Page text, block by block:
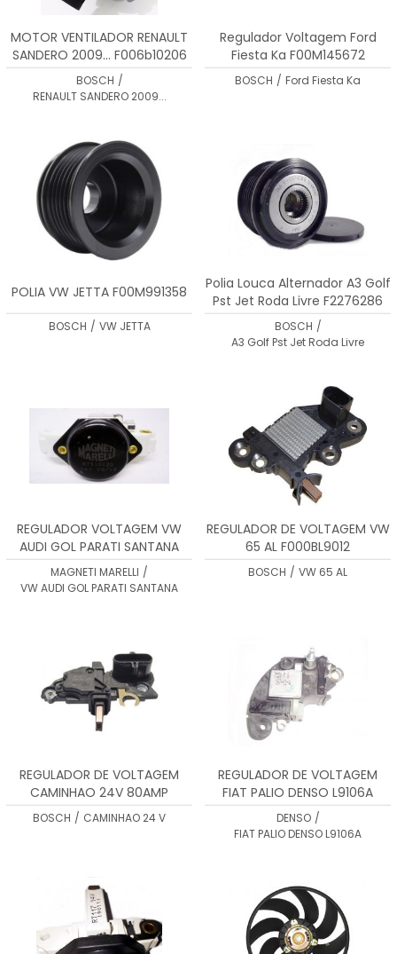
MOTOR VENTILADOR RENAULT
SANDERO 2009... F006b10206
BOSCH /
RENAULT SANDERO 2009...
Regulador Voltagem Ford
Fiesta Ka F00M145672
BOSCH / Ford Fiesta Ka
POLIA VW JETTA F00M991358
BOSCH / VW JETTA
Polia Louca Alternador A3 Golf
Pst Jet Roda Livre F2276286
BOSCH /
A3 Golf Pst Jet Roda Livre
REGULADOR VOLTAGEM VW
AUDI GOL PARATI SANTANA
RT510120
MAGNETI MARELLI /
VW AUDI GOL PARATI SANTANA
REGULADOR DE VOLTAGEM VW
65 AL F000BL9012
BOSCH / VW 65 AL
REGULADOR DE VOLTAGEM
CAMINHAO 24V 80AMP
F000M144123
BOSCH / CAMINHAO 24 V
REGULADOR DE VOLTAGEM
FIAT PALIO DENSO L9106A
DENSO /
FIAT PALIO DENSO L9106A